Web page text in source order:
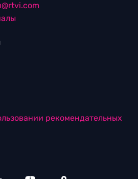
рекомендательных